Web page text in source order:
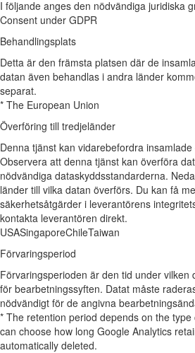
I följande anges den nödvändiga juridiska
Consent under GDPR
Behandlingsplats
Detta är den främsta platsen där de
datan även behandlas i andra länder
separat.
* The European Union
Överföring till tredjeländer
Denna tjänst kan vidarebefordra
Observera att denna tjänst kan överföra
nödvändiga dataskyddsstandarderna.
länder till vilka datan överförs. Du kan få
säkerhetsåtgärder i leverantörens
kontakta leverantören direkt.
USASingaporeChileTaiwan
Förvaringsperiod
Förvaringsperioden är den tid under vilken
för bearbetningssyften. Datat måste
nödvändigt för de angivna
* The retention period depends on the
can choose how long Google Analytics
automatically deleted.